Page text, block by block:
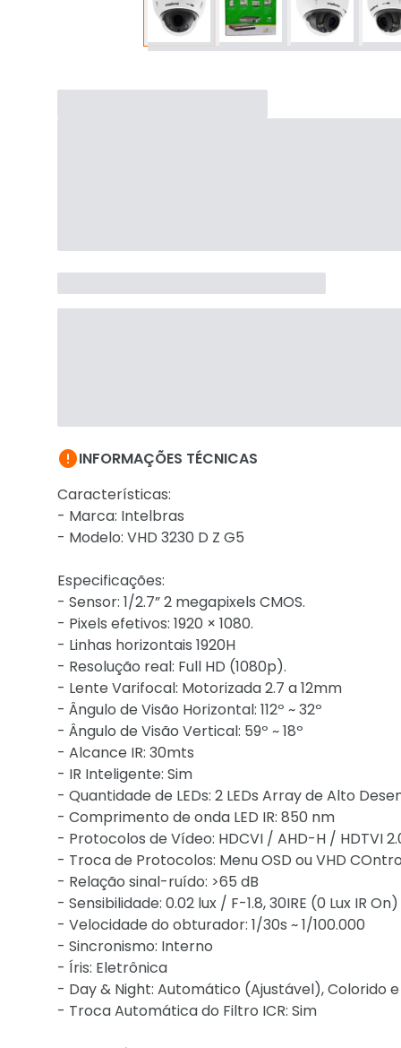
INFORMAÇÕES TÉCNICAS
Características:
- Marca: Intelbras
- Modelo: VHD 3230 D Z G5
Especificações:
- Sensor: 1/2.7” 2 megapixels CMOS.
- Pixels efetivos: 1920 × 1080.
- Linhas horizontais 1920H
- Resolução real: Full HD (1080p).
- Lente Varifocal: Motorizada 2.7 a 12mm
- Ângulo de Visão Horizontal: 112º ~ 32º
- Ângulo de Visão Vertical: 59º ~ 18º
- Alcance IR: 30mts
- IR Inteligente: Sim
- Quantidade de LEDs: 2 LEDs Array de Alto
- Comprimento de onda LED IR: 850 nm
- Protocolos de Vídeo: HDCVI / AHD-H / HDTVI
- Troca de Protocolos: Menu OSD ou VHD
- Relação sinal-ruído: >65 dB
- Sensibilidade: 0.02 lux / F-1.8, 30IRE (0 Lux IR On)
- Velocidade do obturador: 1/30s ~ 1/100.000
- Sincronismo: Interno
- Íris: Eletrônica
- Day & Night: Automático (Ajustável), Colorido e
- Troca Automática do Filtro ICR: Sim